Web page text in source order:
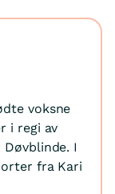
voksne
i regi av
I
fra Kari